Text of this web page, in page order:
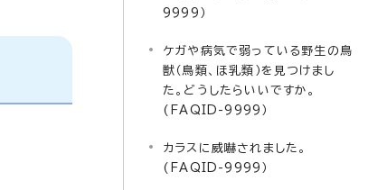
9999）
ケガや病気で弱っている野生の鳥
獣（鳥類、ほ乳類）を見つけまし
た。どうしたらいいですか。
(FAQID-9999）
カラスに威嚇されました。
(FAQID-9999）